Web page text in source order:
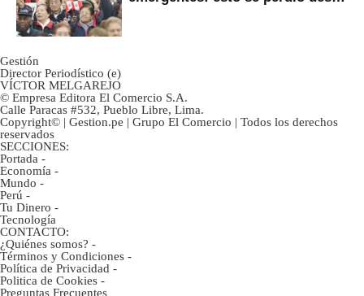
Gestión
Director Periodístico (e)
VÍCTOR MELGAREJO
© Empresa Editora El Comercio S.A.
Calle Paracas #532, Pueblo Libre, Lima.
Copyright© | Gestion.pe | Grupo El Comercio | Todos los derechos
reservados
SECCIONES:
Portada -
Economía -
Mundo -
Perú -
Tu Dinero -
Tecnología
CONTACTO:
¿Quiénes somos? -
Términos y Condiciones -
Política de Privacidad -
Politica de Cookies -
Preguntas Frecuentes